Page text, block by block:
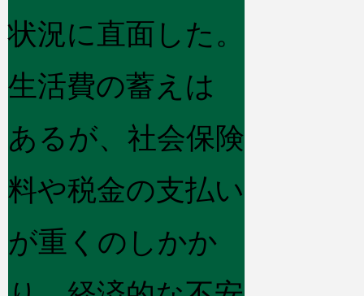
状況に直面した。
生活費の蓄えは
あるが、社会保険
料や税金の支払い
が重くのしかか